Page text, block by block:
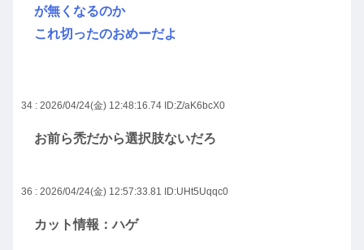
が無くなるのか
これ切ったのおめーだよ
34 : 2026/04/24(金) 12:48:16.74 ID:Z/aK6bcX0
お前ら禿だから選択肢ないだろ
36 : 2026/04/24(金) 12:57:33.81 ID:UHt5Uqqc0
カット情報：ハゲ